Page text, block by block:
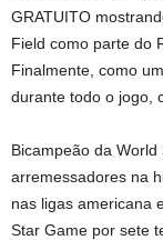
GRATUITO
Field como parte do
Finalmente, como
durante todo o jogo,
Bicampeão da
arremessadores na
nas ligas americana
Star Game por sete